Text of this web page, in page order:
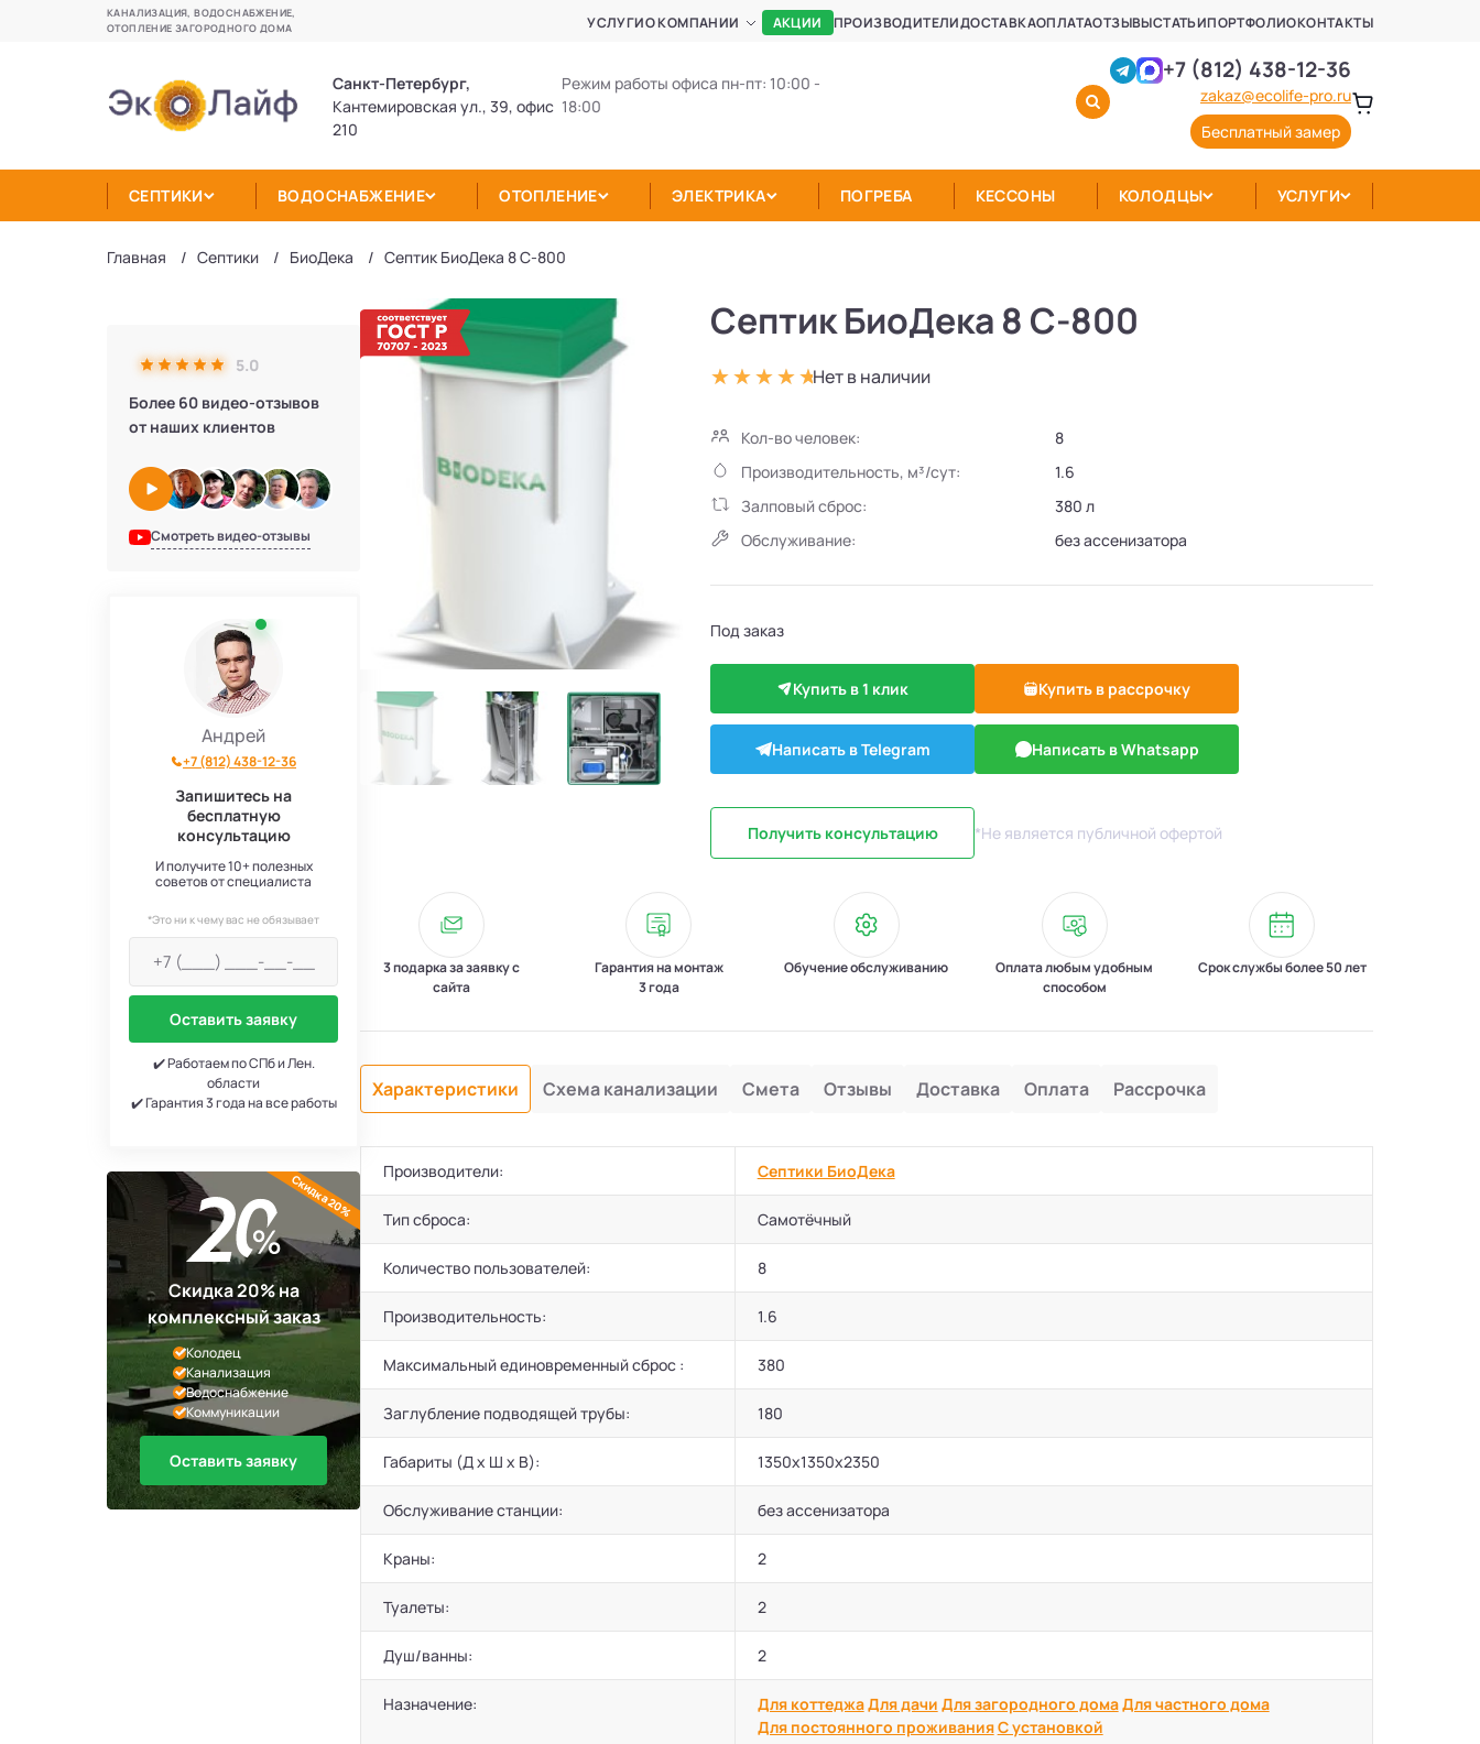
КАНАЛИЗАЦИЯ, ВОДОСНАБЖЕНИЕ,
ОТОПЛЕНИЕ ЗАГОРОДНОГО ДОМА
УСЛУГИО КОМПАНИИ АКЦИИ ПРОИЗВОДИТЕЛИДОСТАВКАОПЛАТАОТЗЫВЫСТАТЬИПОРТФОЛИОКОНТАКТЫ
Санкт-Петербург,
Кантемировская ул., 39, офис
210
Режим работы офиса пн-пт: 10:00 -
18:00
+7 (812) 438-12-36
zakaz@ecolife-pro.ru
Бесплатный замер
СЕПТИКИ ВОДОСНАБЖЕНИЕ ОТОПЛЕНИЕ ЭЛЕКТРИКА ПОГРЕБА КЕССОНЫ КОЛОДЦЫ УСЛУГИ
Главная Септики БиоДека Септик БиоДека 8 C-800
5.0
Более 60 видео-отзывов
от наших клиентов
Смотреть видео-отзывы
Андрей
+7 (812) 438-12-36
Запишитесь на
бесплатную
консультацию
И получите 10+ полезных
советов от специалиста
*Это ни к чему вас не обязывает
Оставить заявку
✔️ Работаем по СПб и Лен.
области
✔️ Гарантия 3 года на все работы
Скидка 20% на
комплексный заказ
Колодец
Канализация
Водоснабжение
Коммуникации
Оставить заявку
Скидка 20%
Септик БиоДека 8 C-800
Нет в наличии
Кол-во человек:
8
Производительность, м³/сут:
1.6
Залповый сброс:
380 л
Обслуживание:
без ассенизатора
Под заказ
Купить в 1 клик Купить в рассрочку
Написать в Telegram Написать в Whatsapp
Получить консультацию *Не является публичной офертой
3 подарка за заявку с
сайта
Гарантия на монтаж
3 года
Обучение обслуживанию
Оплата любым удобным
способом
Срок службы более 50 лет
Характеристики Схема канализации Смета Отзывы Доставка Оплата Рассрочка
Производители: Септики БиоДека
Тип сброса: Самотёчный
Количество пользователей: 8
Производительность: 1.6
Максимальный единовременный сброс : 380
Заглубление подводящей трубы: 180
Габариты (Д х Ш х В): 1350х1350х2350
Обслуживание станции: без ассенизатора
Краны: 2
Туалеты: 2
Душ/ванны: 2
Назначение: Для коттеджаДля дачи Для загородного домаДля частного дома
Для постоянного проживанияС установкой